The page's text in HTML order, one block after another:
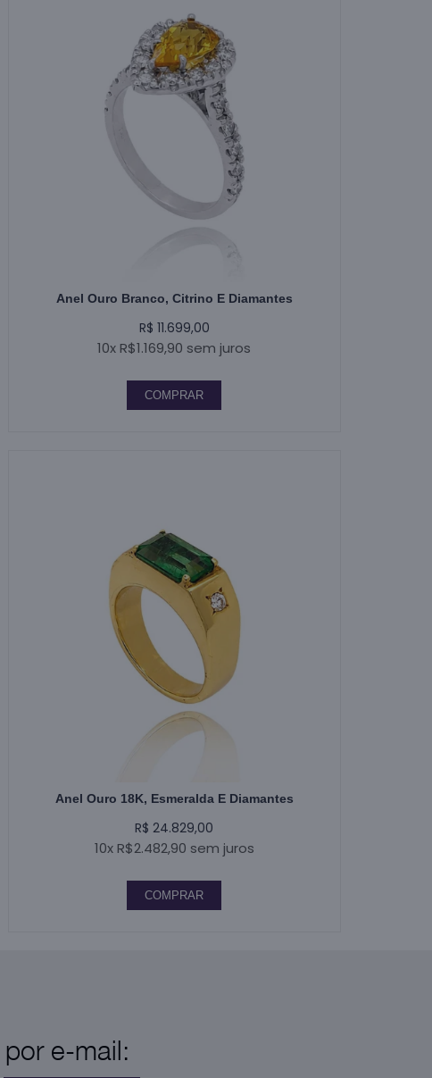
Anel Ouro Branco, Citrino E Diamantes
R$ 11.699,00
10x R$1.169,90 sem juros
COMPRAR
Anel Ouro 18K, Esmeralda E Diamantes
R$ 24.829,00
10x R$2.482,90 sem juros
COMPRAR
e-mail: